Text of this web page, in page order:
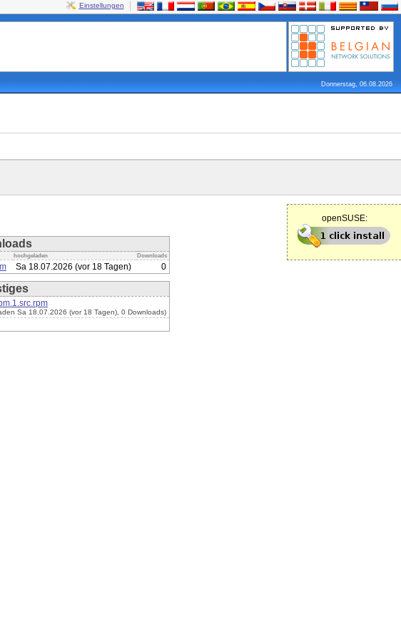
Einstellungen
Donnerstag, 06.08.2026
openSUSE:
hochgeladen Downloads
Sa 18.07.2026 (vor 18 Tagen) 0
Sa 18.07.2026 (vor 18 Tagen), 0 Downloads)